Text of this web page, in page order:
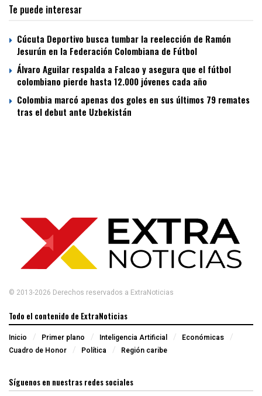
Te puede interesar
Cúcuta Deportivo busca tumbar la reelección de Ramón
Jesurún en la Federación Colombiana de Fútbol
Álvaro Aguilar respalda a Falcao y asegura que el fútbol
colombiano pierde hasta 12.000 jóvenes cada año
Colombia marcó apenas dos goles en sus últimos 79 remates
tras el debut ante Uzbekistán
© 2013-2026 Derechos reservados a ExtraNoticias
Todo el contenido de ExtraNoticias
Inicio Primer plano Inteligencia Artificial
Económicas
Cuadro de Honor
Política Región caribe
Síguenos en nuestras redes sociales